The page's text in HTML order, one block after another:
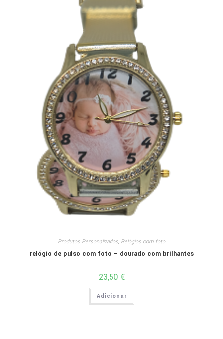
Produtos Personalizados, Relógios com foto
relógio de pulso com foto – dourado com brilhantes
23,50 €
Adicionar